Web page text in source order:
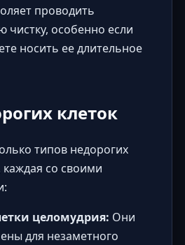
проводить
чистку, особенно если
носить ее длительное
клеток
типов недорогих
со своими
целомудрия: Они
для незаметного